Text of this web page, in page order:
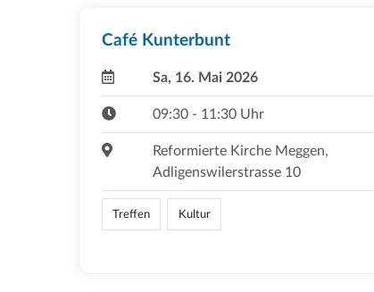
Café Kunterbunt
Sa, 16. Mai 2026
09:30 - 11:30 Uhr
Reformierte Kirche Meggen,
Adligenswilerstrasse 10
Treffen Kultur